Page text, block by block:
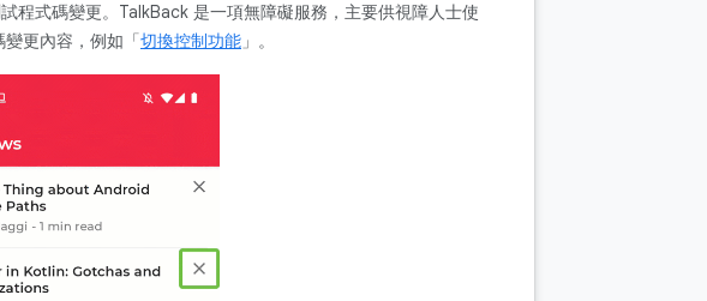
程式碼變更。TalkBack 是一項無障礙服務，主要供視障人士使
更內容，例如「切換控制功能 」。